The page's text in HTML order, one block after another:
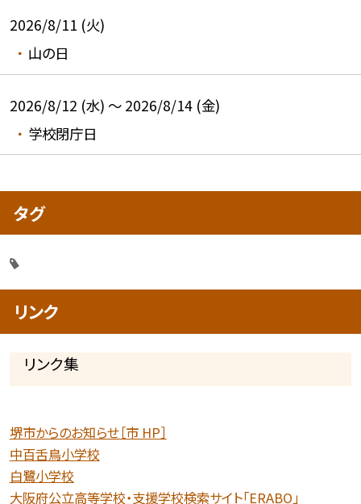
2026/8/11 (火)
山の日
2026/8/12 (水) ～ 2026/8/14 (金)
学校閉庁日
タグ
リンク
リンク集
堺市からのお知らせ［市 HP］
中百舌鳥小学校
白鷺小学校
大阪府公立高等学校・支援学校検索サイト「ERABO」